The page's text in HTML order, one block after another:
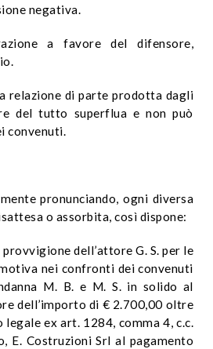
negativa.
a favore del difensore,
relazione di parte prodotta dagli
del tutto superflua e non può
convenuti.
pronunciando, ogni diversa
o assorbita, così dispone:
dell’attore G. S. per le
nei confronti dei convenuti
M. B. e M. S. in solido al
dell’importo di € 2.700,00 oltre
legale ex art. 1284, comma 4, c.c.
E. Costruzioni Srl al pagamento